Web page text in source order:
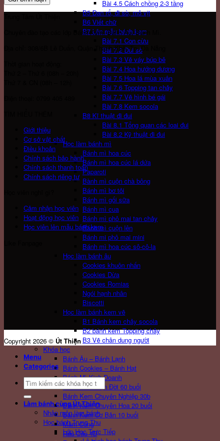
Bài 4.5 Cách chồng 2-3 tầng
B5 Đan rổ, đi sò, mỏ vịt
B6 Viết chữ
B7 Lên mẫu bánh kem
Bài 7.1 Con cừu
Bài 7.2 Đui sò
Bài 7.3 Vẽ váy búp bê
Bài 7.4 Hoa hướng dương
Bài 7.5 Hoa lá mùa xuân
Bài 7.6 Topping tan chảy
Bài 7.7 Vẽ hình bé gái
Bài 7.8 Kem socola
B8 Kĩ thuật đi đui
Bài 8.1 Tổng quan các loai đui
Bài 8.2 Kỹ thuật đi đui
Học làm bánh mì
Bánh mì hoa cúc
Bánh mì hoa cúc lá dứa
Paparoti
Bành mì cuộn chà bông
Bánh mì bơ tỏi
Bánh mì gối sữa
Bánh mì cua
Bánh mì phô mai tan chảy
Bánh mì cuộn lên
Bánh mi phô mai mini
Bánh mì hoa cúc sô-cô-la
Học làm bánh âu
Cookies khuôn nhấn
Cookies Dừa
Cookies Romias
Ngói hạnh nhân
Biscotti
Học làm bánh kem vẽ
B1 Bánh kem chảy socola
B2 bánh kem Topping chảy
B3 Vẽ chân dung người
Khóa học
Bánh Âu – Bánh Lạnh
Bánh Cookies – Bánh Hạt
Bánh Mì Kinh Doanh
Bánh Kem Trọn Đời 60 buổi
Bánh Kem Chuyên Nghiệp 30b
Bánh Kem Chuyên Hoa 20 buổi
Bánh Kem Cơ Bản 10 buổi
Mâm Cúng
Rau Câu 4D
Chuyên đào tạo các lớp Bánh Kem, Bánh Âu, Bánh Mì.
Địa chỉ: 308/6B Lê Duẩn, Quận Thanh Khê, Tp. Đà Nẵng
Giới thiệu
Cơ sở vật chất
Điều khoản
Chính sách bảo hành
Chính sách thanh toán
Chính sách riêng tư
Cảm nhận học viên
Hoạt động học viên
Học viên lên mẫu bánh kem
Copyright 2026 © Út Thiện
Menu
Categories
Search
for:
Làm bánh cùng Út Thiện
Nhập môn làm bánh
Học bánh Trung Thu
Lớp Học Trực Tiếp